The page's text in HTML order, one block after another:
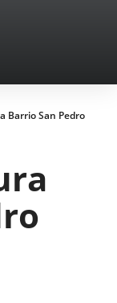
Barrio San Pedro